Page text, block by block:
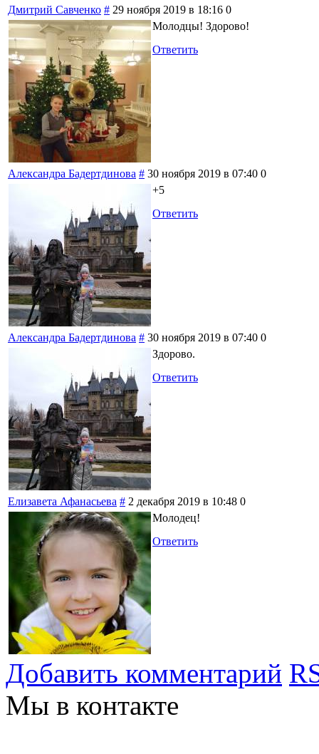
Дмитрий Савченко # 29 ноября 2019 в 18:16 0
Молодцы! Здорово!
Ответить
Александра Бадертдинова # 30 ноября 2019 в 07:40 0
+5
Ответить
Александра Бадертдинова # 30 ноября 2019 в 07:40 0
Здорово.
Ответить
Елизавета Афанасьева # 2 декабря 2019 в 10:48 0
Молодец!
Ответить
Добавить комментарий
Мы в контакте